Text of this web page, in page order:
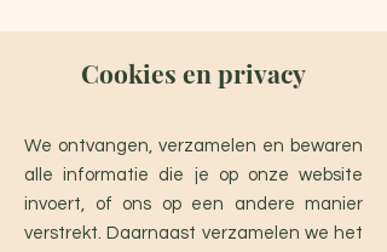
Cookies en privacy
We ontvangen, verzamelen en bewaren
alle informatie die je op onze website
invoert, of ons op een andere manier
verstrekt. Daarnaast verzamelen we het